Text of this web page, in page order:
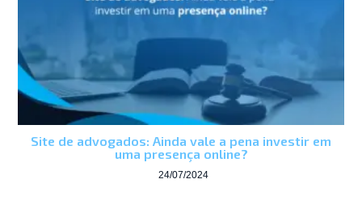
Site de advogados: Ainda vale a pena investir em
uma presença online?
24/07/2024